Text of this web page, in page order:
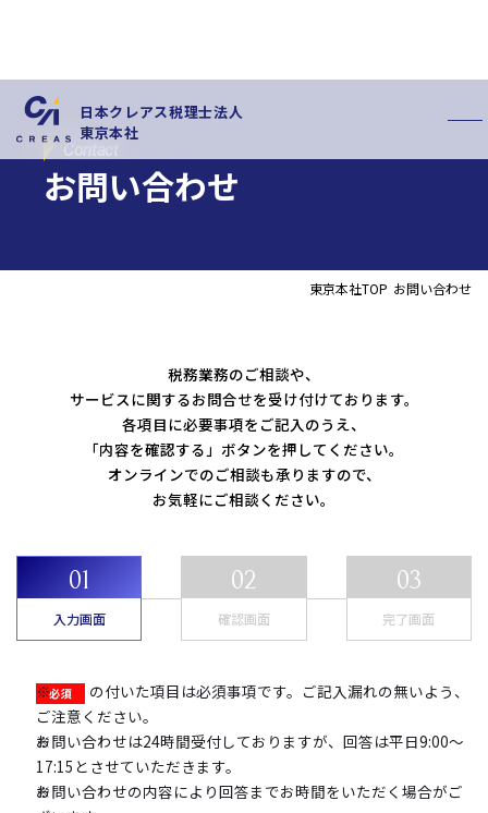
日本クレアス税理士法人
東京本社
新卒採用情報
中途採用情報
コーポレートサイトTOPへ
MyKomon
お問い合わせフォーム
Contact
お問い合わせ
東京本社TOP お問い合わせ
税務業務のご相談や、
サービスに関するお問合せを受け付けております。
各項目に必要事項をご記入のうえ、
「内容を確認する」ボタンを押してください。
オンラインでのご相談も承りますので、
お気軽にご相談ください。
入力画面 確認画面 完了画面
の付いた項目は必須事項です。ご記入漏れの無いよう、
ご注意ください。
お問い合わせは24時間受付しておりますが、回答は平日9:00～
17:15とさせていただきます。
お問い合わせの内容により回答までお時間をいただく場合がご